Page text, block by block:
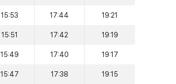
15:53 17:44 19:21
15:51 17:42 19:19
15:49 17:40 19:17
15:47 17:38 19:15